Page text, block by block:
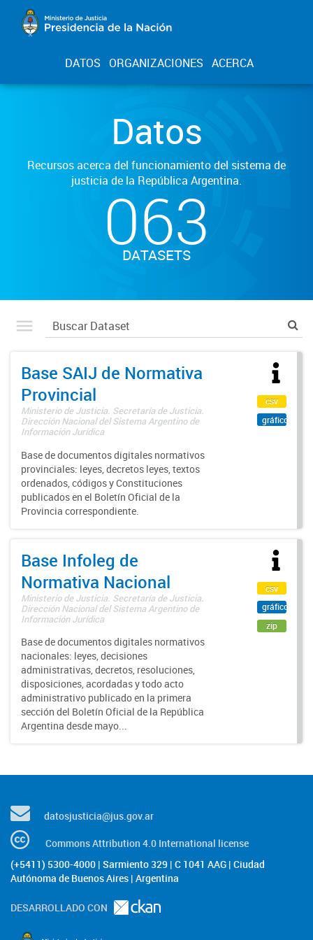
DATOS ORGANIZACIONES ACERCA
Datos
Recursos acerca del funcionamiento del sistema de
justicia de la República Argentina.
063
DATASETS
Base SAIJ de Normativa
Provincial
Ministerio de Justicia. Secretaría de Justicia.
Dirección Nacional del Sistema Argentino de
Información Jurídica
Base de documentos digitales normativos
provinciales: leyes, decretos leyes, textos
ordenados, códigos y Constituciones
publicados en el Boletín Oficial de la
Provincia correspondiente.
csv
gráfico
Base Infoleg de
Normativa Nacional
Ministerio de Justicia. Secretaría de Justicia.
Dirección Nacional del Sistema Argentino de
Información Jurídica
Base de documentos digitales normativos
nacionales: leyes, decisiones
administrativas, decretos, resoluciones,
disposiciones, acordadas y todo acto
administrativo publicado en la primera
sección del Boletín Oficial de la República
Argentina desde mayo...
csv
gráfico
zip
datosjusticia@jus.gov.ar
Commons Attribution 4.0 International license
(+5411) 5300-4000 | Sarmiento 329 | C 1041 AAG | Ciudad
Autónoma de Buenos Aires | Argentina
DESARROLLADO CON